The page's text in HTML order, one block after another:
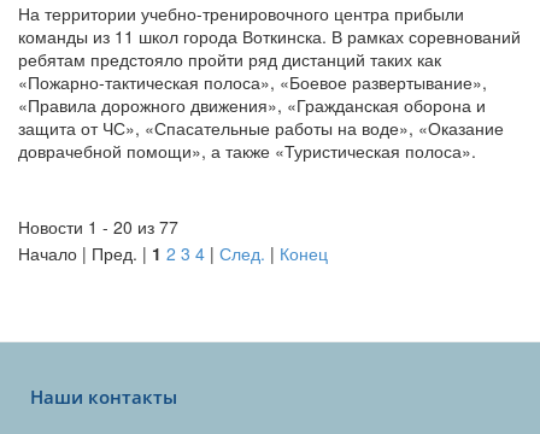
На территории учебно-тренировочного центра прибыли
команды из 11 школ города Воткинска. В рамках соревнований
ребятам предстояло пройти ряд дистанций таких как
«Пожарно-тактическая полоса», «Боевое развертывание»,
«Правила дорожного движения», «Гражданская оборона и
защита от ЧС», «Спасательные работы на воде», «Оказание
доврачебной помощи», а также «Туристическая полоса».
Новости 1 - 20 из 77
Начало | Пред. | 1 2 3 4 | След. | Конец
Наши контакты